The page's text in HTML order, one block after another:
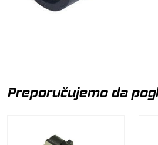
Preporučujemo da